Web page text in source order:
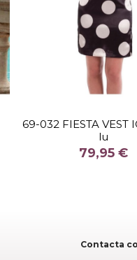
69-032 FIESTA VEST
lu
79,95 €
COLOR
Contacta